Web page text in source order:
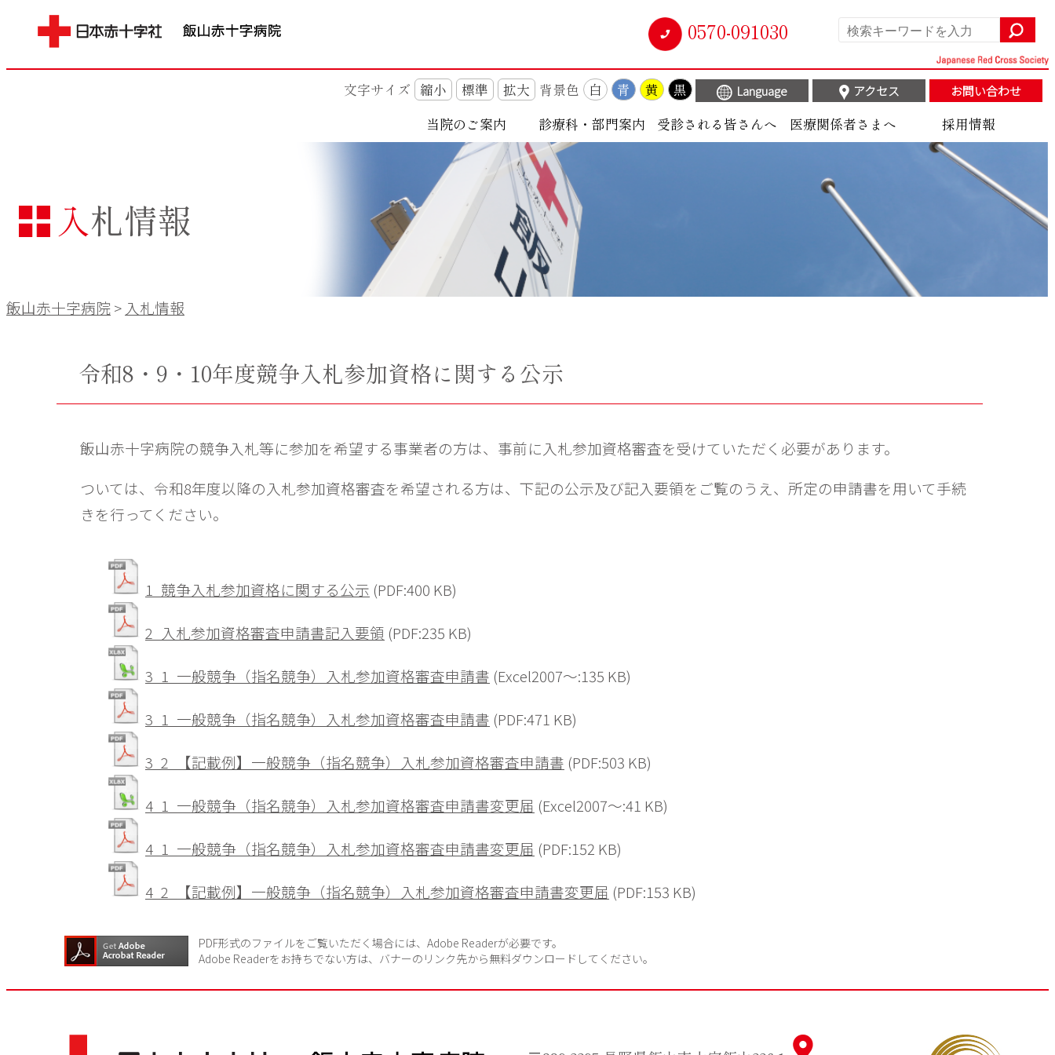
0570-091030
文字サイズ 縮小 標準 拡大 背景色 白 青 黄 黒 Language アクセス お問い合わせ
当院のご案内 診療科・部門案内 受診される皆さんへ 医療関係者さまへ 採用情報
入札情報
飯山赤十字病院> 入札情報
令和8・9・10年度競争入札参加資格に関する公示
飯山赤十字病院の競争入札等に参加を希望する事業者の方は、事前に入札参加資格審査を受けていただく必要があります。
ついては、令和8年度以降の入札参加資格審査を希望される方は、下記の公示及び記入要領をご覧のうえ、所定の申請書を用いて手続
きを行ってください。
1_競争入札参加資格に関する公示 (PDF:400 KB)
2_入札参加資格審査申請書記入要領 (PDF:235 KB)
3_1_一般競争（指名競争）入札参加資格審査申請書 (Excel2007～:135 KB)
3_1_一般競争（指名競争）入札参加資格審査申請書 (PDF:471 KB)
3_2_【記載例】一般競争（指名競争）入札参加資格審査申請書 (PDF:503 KB)
4_1_一般競争（指名競争）入札参加資格審査申請書変更届 (Excel2007～:41 KB)
4_1_一般競争（指名競争）入札参加資格審査申請書変更届 (PDF:152 KB)
4_2_【記載例】一般競争（指名競争）入札参加資格審査申請書変更届 (PDF:153 KB)
PDF形式のファイルをご覧いただく場合には、Adobe Readerが必要です。
Adobe Readerをお持ちでない方は、バナーのリンク先から無料ダウンロードしてください。